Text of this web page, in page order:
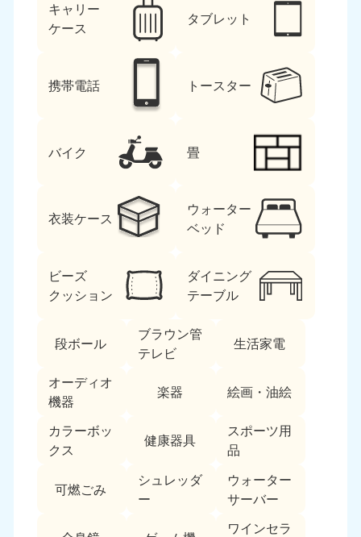
キャリー
ケース
タブレット
携帯電話 トースター
バイク 畳
衣装ケース
ウォーター
ベッド
ビーズ
クッション
ダイニング
テーブル
段ボール
ブラウン管
テレビ
生活家電
オーディオ
機器
楽器 絵画・油絵
カラーボッ
クス
健康器具
スポーツ用
品
可燃ごみ
シュレッダ
ー
ウォーター
サーバー
ワインセラ
北海道
9:00〜19:00 年中無休
青森県
9:00〜19:00 年中無休
050-1881-5274
9:00〜19:00 年中無休
050-1881-5275
9:00〜19:00 年中無休
山形県 宮城県
050-1881-5272
9:00〜19:00 年中無休